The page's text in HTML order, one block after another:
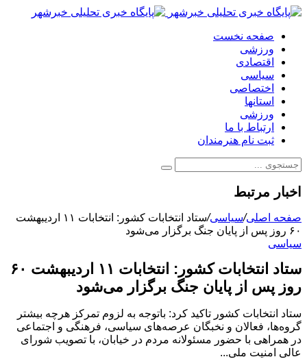
صفحه نخست
ورزشی
اقتصادی
سیاسی
اختصاصی
استانها
ورزشی
ارتباط با ما
ثبت نام هنرمندان
اخبار مرتبط
صفحه اصلی/سیاسی/
ستاد انتخابات کشور: انتخابات ۱۱ اردیبهشت
۶۰ روز پس از پایان جنگ برگزار می‌شود
سیاسی
ستاد انتخابات کشور: انتخابات ۱۱ اردیبهشت ۶۰
روز پس از پایان جنگ برگزار می‌شود
ستاد انتخابات کشور تاکید کرد: باتوجه به لزوم تمرکز هرچه بیشتر
گروه‌ها، فعالان و نخبگان عرصه‌های سیاسی، فرهنگی و اجتماعی
در همراهی با حضور مسئولانه مردم در خیابان، با تصویب شورای‌
عالی امنیت ملی...